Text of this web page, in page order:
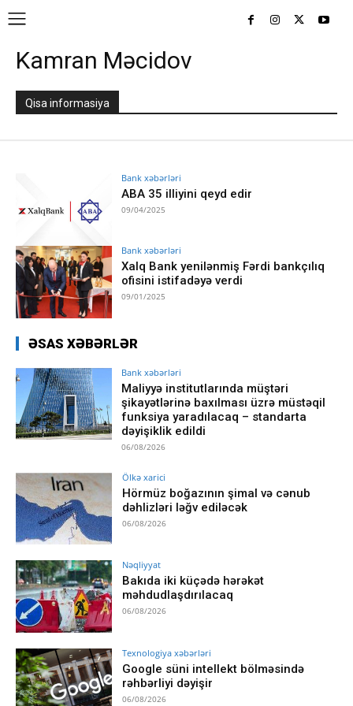
Kamran Məcidov
Qisa informasiya
Bank xəbərləri
ABA 35 illiyini qeyd edir
09/04/2025
Bank xəbərləri
Xalq Bank yenilənmiş Fərdi bankçılıq
ofisini istifadəyə verdi
09/01/2025
ƏSAS XƏBƏRLƏR
Bank xəbərləri
Maliyyə institutlarında müştəri
şikayətlərinə baxılması üzrə müstəqil
funksiya yaradılacaq – standarta
dəyişiklik edildi
06/08/2026
Ölkə xarici
Hörmüz boğazının şimal və cənub
dəhlizləri ləğv ediləcək
06/08/2026
Nəqliyyat
Bakıda iki küçədə hərəkət
məhdudlaşdırılacaq
06/08/2026
Texnologiya xəbərləri
Google süni intellekt bölməsində
rəhbərliyi dəyişir
06/08/2026